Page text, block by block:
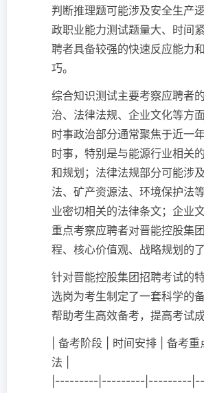
判断推理题可能涉及安全生产
政职业能力测试题量大、时间
聘者具备较强的快速反应能力
巧。
综合知识测试主要考察应聘者
治、法律法规、企业文化等方面
时事政治部分通常聚焦于近一
时事，特别是与能源行业相关
和规划；法律法规部分可能涉
法、矿产资源法、环境保护法
业密切相关的法律条文；企业
重点考察应聘者对晋能控股集
程、核心价值观、战略规划的了
针对晋能控股集团招聘考试的
选岗为考生制定了一套科学的备
帮助考生高效备考，提高考试成
| 备考阶段 | 时间安排 | 备考
法 |
|---------|---------|---------